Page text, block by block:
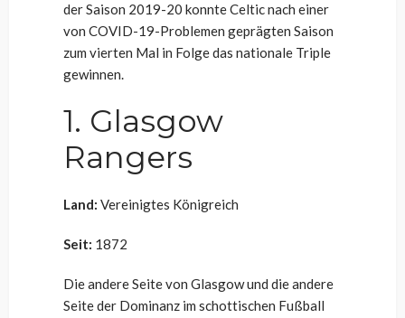
der Saison 2019-20 konnte Celtic nach einer
von COVID-19-Problemen geprägten Saison
zum vierten Mal in Folge das nationale Triple
gewinnen.
1. Glasgow
Rangers
Land: Vereinigtes Königreich
Seit: 1872
Die andere Seite von Glasgow und die andere
Seite der Dominanz im schottischen Fußball